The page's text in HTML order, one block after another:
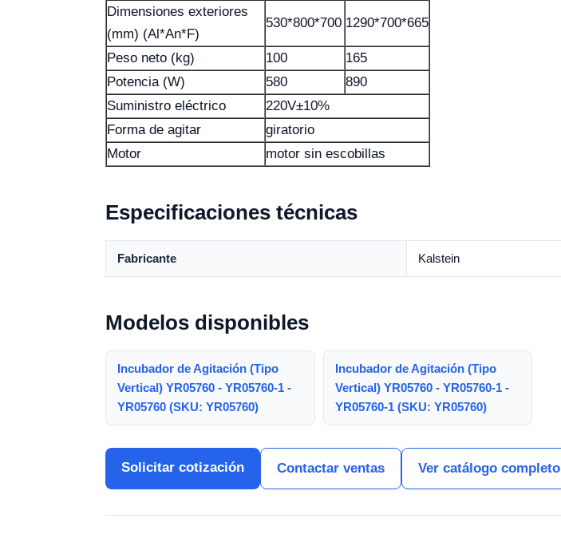
Dimensiones exteriores
(mm) (Al*An*F)
530*800*700 1290*700*665
Peso neto (kg) 100
165
Potencia (W)
580
890
Suministro eléctrico
220V±10%
Forma de agitar
giratorio
Motor
motor sin escobillas
Especificaciones técnicas
Fabricante Kalstein
Modelos disponibles
Incubador de Agitación (Tipo
Vertical) YR05760 - YR05760-1 -
YR05760 (SKU: YR05760)
Incubador de Agitación (Tipo
Vertical) YR05760 - YR05760-1 -
YR05760-1 (SKU: YR05760)
Solicitar cotización Contactar ventas Ver catálogo completo